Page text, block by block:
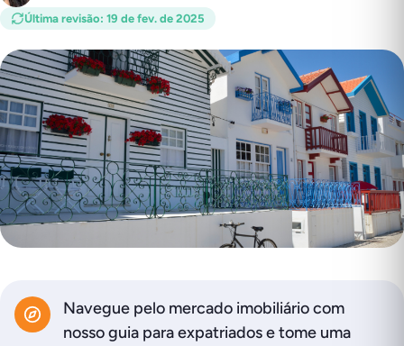
Última revisão: 19 de fev. de 2025
Navegue pelo mercado imobiliário com
nosso guia para expatriados e tome uma